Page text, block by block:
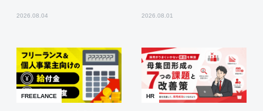
2026.08.04 2026.08.01
FREELANCE HR